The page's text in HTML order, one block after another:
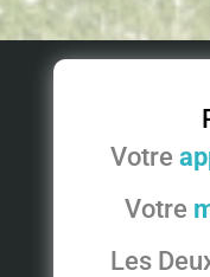
Votre
Votre
Les